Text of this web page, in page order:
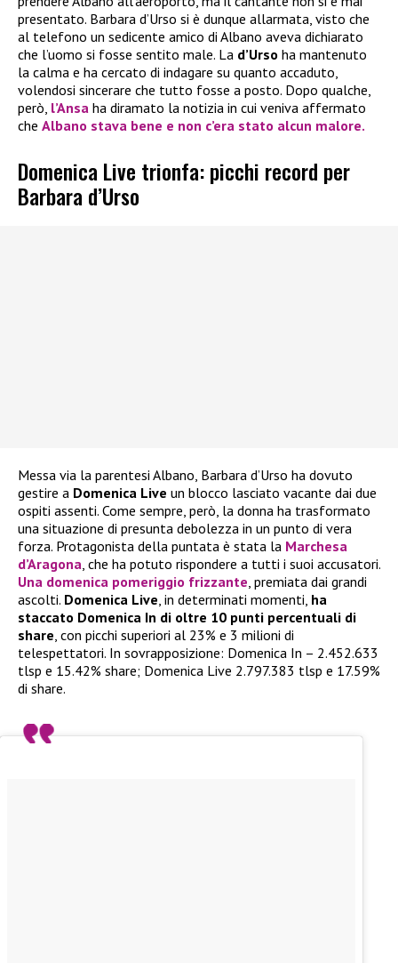
presentato. Barbara d’Urso si è dunque allarmata, visto che
al telefono un sedicente amico di Albano aveva dichiarato
che l’uomo si fosse sentito male. La d’Urso ha mantenuto
la calma e ha cercato di indagare su quanto accaduto,
volendosi sincerare che tutto fosse a posto. Dopo qualche,
però, l’Ansa ha diramato la notizia in cui veniva affermato
che Albano stava bene e non c’era stato alcun malore.
Domenica Live trionfa: picchi record per
Barbara d’Urso
Messa via la parentesi Albano, Barbara d’Urso ha dovuto
gestire a Domenica Live un blocco lasciato vacante dai due
ospiti assenti. Come sempre, però, la donna ha trasformato
una situazione di presunta debolezza in un punto di vera
forza. Protagonista della puntata è stata la Marchesa
d’Aragona , che ha potuto rispondere a tutti i suoi accusatori.
Una domenica pomeriggio frizzante , premiata dai grandi
ascolti. Domenica Live , in determinati momenti, ha
staccato Domenica In di oltre 10 punti percentuali di
share , con picchi superiori al 23% e 3 milioni di
telespettatori. In sovrapposizione: Domenica In – 2.452.633
tlsp e 15.42% share; Domenica Live 2.797.383 tlsp e 17.59%
di share.